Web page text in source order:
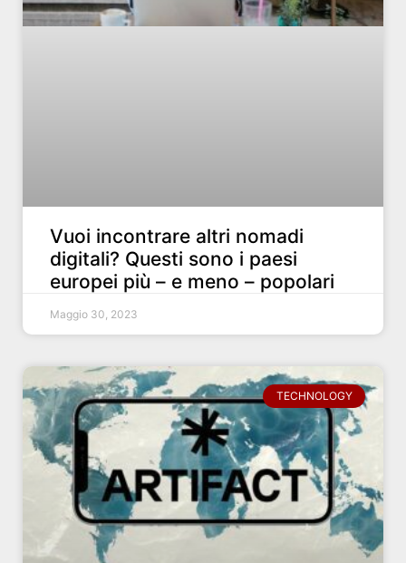
Vuoi incontrare altri nomadi
digitali? Questi sono i paesi
europei più – e meno – popolari
Maggio 30, 2023
TECHNOLOGY